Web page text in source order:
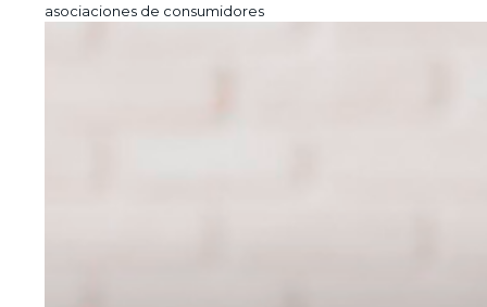
asociaciones de consumidores